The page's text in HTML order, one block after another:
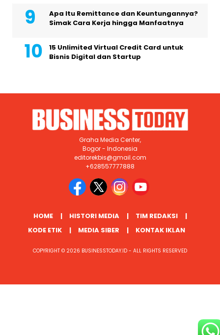
Apa Itu Remittance dan Keuntungannya?
Simak Cara Kerja hingga Manfaatnya
15 Unlimited Virtual Credit Card untuk
Bisnis Digital dan Startup
Graha Media Center,
Bogor - Indonesia
editorekbis@gmail.com
+628557777888
HOME HISTORI MEDIA
TIM REDAKSI
KODE ETIK
MEDIA SIBER KONTAK IKLAN
COPYRIGHT © 2026 BUSINESSTODAY.ID - ALL RIGHTS RESERVED